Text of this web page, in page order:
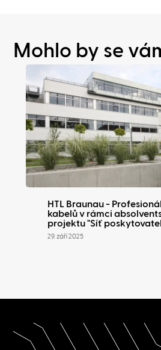
Mohlo by se
HTL Braunau -
kabelů v rámci
projektu "Síť
29. září 2025